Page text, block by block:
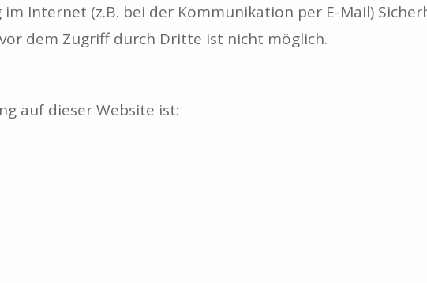
Internet (z.B. bei der Kommunikation per E-Mail)
dem Zugriff durch Dritte ist nicht möglich.
auf dieser Website ist: